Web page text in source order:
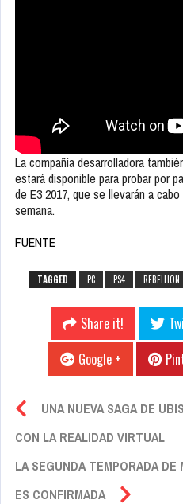
La compañía desarrolladora
estará disponible para probar por
de E3 2017, que se llevarán a
semana.
FUENTE
TAGGED PC PS4 REBELLION
Share it!
Google +
UNA NUEVA SAGA DE
CON LA REALIDAD VIRTUAL
LA SEGUNDA TEMPORADA DE
ES CONFIRMADA